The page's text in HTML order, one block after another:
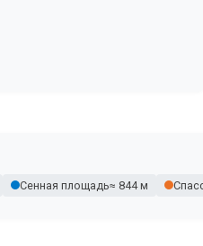
Сенная площадь≈ 844 м